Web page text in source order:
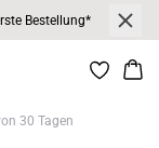
Bestellung*
30 Tagen